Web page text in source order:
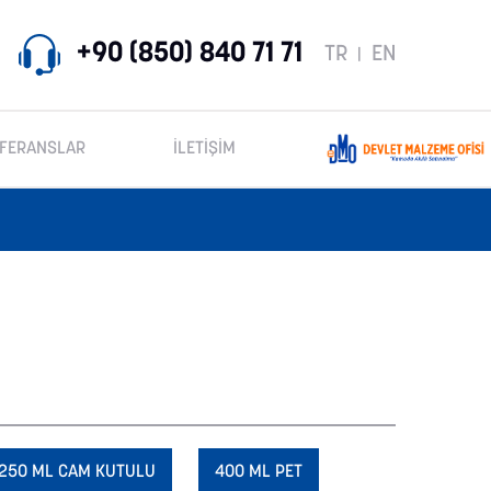
+90 (850) 840 71 71 TR EN
İLETİŞİM
ML CAM KUTULU 400 ML PET